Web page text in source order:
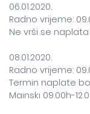
06.01.2020.
Radno vrijeme:
Ne vrši se
08.01.2020.
Radno vrijeme:
Termin naplate
Mainski 09.00h-